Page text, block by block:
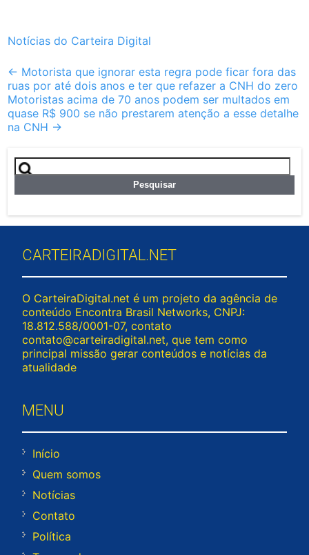
Notícias do Carteira Digital
Post
navigation
← Motorista que ignorar esta regra pode ficar fora das
ruas por até dois anos e ter que refazer a CNH do zero
Motoristas acima de 70 anos podem ser multados em
quase R$ 900 se não prestarem atenção a esse detalhe
na CNH →
Pesquisar
por:
CARTEIRADIGITAL.NET
O CarteiraDigital.net é um projeto da agência de
conteúdo Encontra Brasil Networks, CNPJ:
18.812.588/0001-07, contato
contato@carteiradigital.net, que tem como
principal missão gerar conteúdos e notícias da
atualidade
MENU
Início
Quem somos
Notícias
Contato
Política